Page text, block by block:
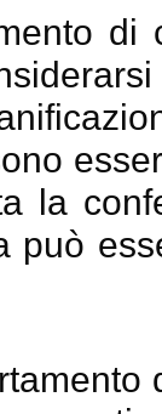
la
può